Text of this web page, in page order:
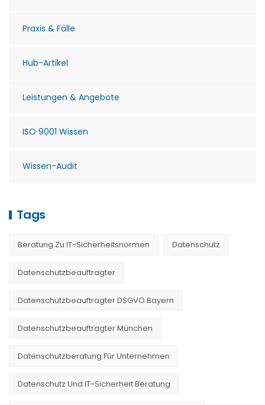
Praxis & Fälle
Hub-Artikel
Leistungen & Angebote
ISO 9001 Wissen
Wissen-Audit
Tags
Beratung Zu IT-Sicherheitsnormen Datenschutz
Datenschutzbeauftragter
Datenschutzbeauftragter DSGVO Bayern
Datenschutzbeauftragter München
Datenschutzberatung Für Unternehmen
Datenschutz Und IT-Sicherheit Beratung